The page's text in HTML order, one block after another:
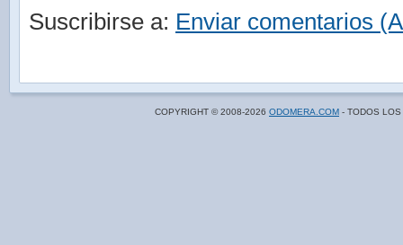
Suscribirse a: Enviar comentarios
COPYRIGHT © 2008-2026 ODOMERA.COM - TODOS